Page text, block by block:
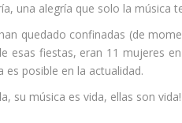
una alegría que solo la música
quedado confinadas (de
esas fiestas, eran 11 mujeres
posible en la actualidad.
su música es vida, ellas son vida!